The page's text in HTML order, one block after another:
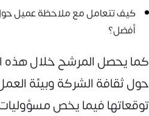
كيف تتعامل مع ملاحظة عميل حول
أفضل؟
كما يحصل المرشح خلال هذه
حول ثقافة الشركة وبيئة
توقعاتها فيما يخص